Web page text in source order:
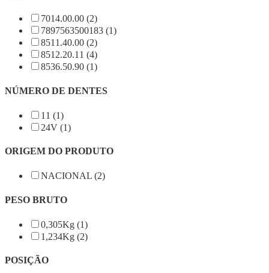
7014.00.00 (2)
7897563500183 (1)
8511.40.00 (2)
8512.20.11 (4)
8536.50.90 (1)
NÚMERO DE DENTES
11 (1)
24V (1)
ORIGEM DO PRODUTO
NACIONAL (2)
PESO BRUTO
0,305Kg (1)
1,234Kg (2)
POSIÇÃO